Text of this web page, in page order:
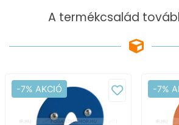
A termékcsalád
-7% AKCIÓ -7%